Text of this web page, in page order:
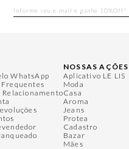
WhatsApp
NOSSAS AÇÕES
Aplicativo LE LIS
Moda
Casa
Aroma
Jeans
Protea
Cadastro
Bazar
Mães